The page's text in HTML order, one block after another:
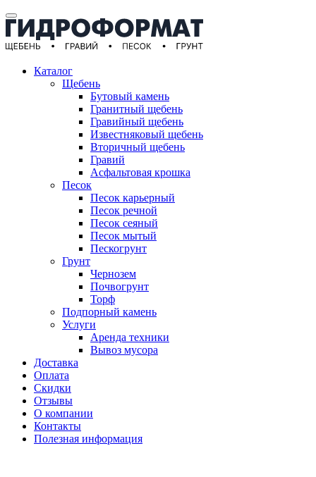
Каталог
Щебень
Бутовый камень
Гранитный щебень
Гравийный щебень
Известняковый щебень
Вторичный щебень
Гравий
Асфальтовая крошка
Песок
Песок карьерный
Песок речной
Песок сеяный
Песок мытый
Пескогрунт
Грунт
Чернозем
Почвогрунт
Торф
Подпорный камень
Услуги
Аренда техники
Вывоз мусора
Доставка
Оплата
Скидки
Отзывы
О компании
Контакты
Полезная информация